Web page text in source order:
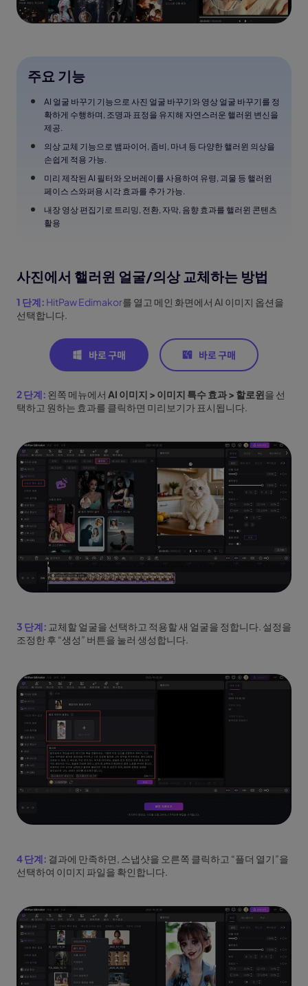
주요 기능
AI 얼굴 바꾸기 기능으로 사진 얼굴 바꾸기와 영상 얼굴 바꾸기를 정
확하게 수행하며, 조명과 표정을 유지해 자연스러운 핼러윈 변신을
제공.
의상 교체 기능으로 뱀파이어, 좀비, 마녀 등 다양한 핼러윈 의상을
손쉽게 적용 가능.
미리 제작된 AI 필터와 오버레이를 사용하여 유령, 괴물 등 핼러윈
페이스 스와퍼용 시각 효과를 추가 가능.
내장 영상 편집기로 트리밍, 전환, 자막, 음향 효과를 핼러윈 콘텐츠
활용
사진에서 핼러윈 얼굴/의상 교체하는 방법
1 단계: HitPaw Edimakor를 열고 메인 화면에서 AI 이미지 옵션을
선택합니다.
2 단계: 왼쪽 메뉴에서 AI 이미지 > 이미지 특수 효과 > 할로윈을 선
택하고 원하는 효과를 클릭하면 미리보기가 표시됩니다.
3 단계: 교체할 얼굴을 선택하고 적용할 새 얼굴을 정합니다. 설정을
조정한 후 “생성” 버튼을 눌러 생성합니다.
4 단계: 결과에 만족하면, 스냅샷을 오른쪽 클릭하고 “플더 열기”을
선택하여 이미지 파일을 확인합니다.